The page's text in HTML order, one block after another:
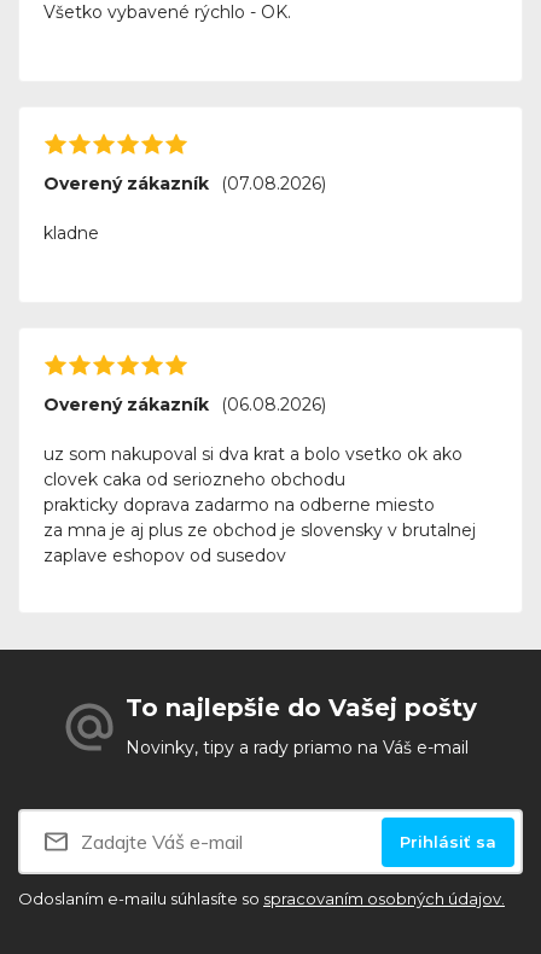
Všetko vybavené rýchlo - OK.
Overený zákazník (07.08.2026)
kladne
Overený zákazník (06.08.2026)
uz som nakupoval si dva krat a bolo vsetko ok ako
clovek caka od seriozneho obchodu
prakticky doprava zadarmo na odberne miesto
za mna je aj plus ze obchod je slovensky v brutalnej
zaplave eshopov od susedov
To najlepšie do Vašej pošty
Novinky, tipy a rady priamo na Váš e-mail
Prihlásiť sa
Odoslaním e-mailu súhlasíte so spracovaním osobných údajov.